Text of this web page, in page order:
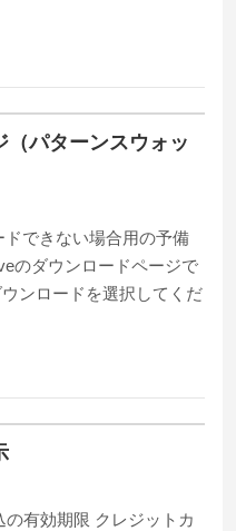
パターンスウォッ
できない場合用の予備
のダウンロードページで
ンロードを選択してくだ
有効期限 クレジットカ